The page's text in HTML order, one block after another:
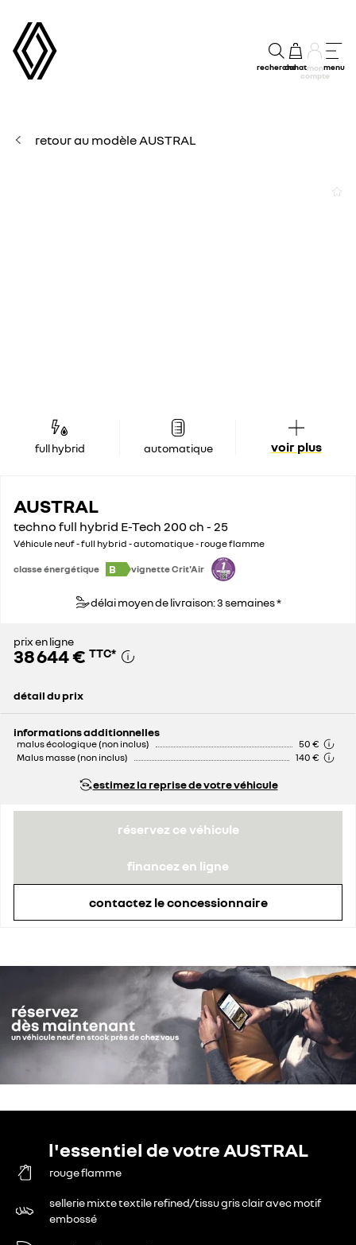
rechercheachatmon
compte
menu
retour au modèle AUSTRAL
full hybrid automatique voir plus
AUSTRAL
techno full hybrid E-Tech 200 ch - 25
Véhicule neuf - full hybrid - automatique - rouge flamme
classe énergétique B vignette Crit'Air
délai moyen de livraison: 3 semaines *
prix en ligne
38 644 € TTC*
détail du prix
informations additionnelles
malus écologique (non inclus)
50 €
Malus masse (non inclus)
140 €
estimez la reprise de votre véhicule
réservez ce véhicule
financez en ligne
contactez le concessionnaire
l'essentiel de votre AUSTRAL
rouge flamme
sellerie mixte textile refined/tissu gris clair avec motif
embossé